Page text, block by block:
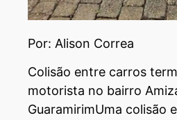
Por: Alison Correa
Colisão entre carros
motorista no bairro
GuaramirimUma colisão